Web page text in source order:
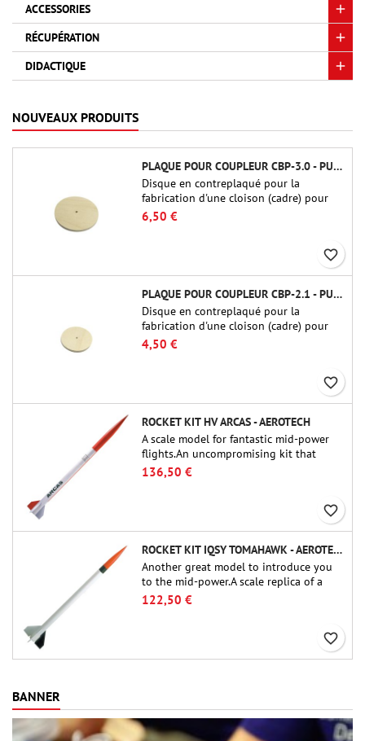
ACCESSORIES
RÉCUPÉRATION
DIDACTIQUE
NOUVEAUX PRODUITS
PLAQUE POUR COUPLEUR CBP-3.0 - PUBLIC MISSILES LTD.
Disque en contreplaqué pour la
fabrication d'une cloison (cadre) pour
raccords tubulaires de 75 mm de Public
Missiles Ltd. (PT-3.0/QT-3.0)
6,50 €
favorite_border
PLAQUE POUR COUPLEUR CBP-2.1 - PUBLIC MISSILES LTD.
Disque en contreplaqué pour la
fabrication d'une cloison (cadre) pour
raccords tubulaires de 54 mm de Public
Missiles Ltd. (PT-2.1 ou QT-2.1)
4,50 €
favorite_border
ROCKET KIT HV ARCAS - AEROTECH
A scale model for fantastic mid-power
flights.An uncompromising kit that
allows you to build a replica of one of
the most famous sounding-rocket ever.
136,50 €
favorite_border
ROCKET KIT IQSY TOMAHAWK - AEROTECH
Another great model to introduce you
to the mid-power.A scale replica of a
famous sounding rocket, small in size
and peefect to move to higher-level kits.
122,50 €
favorite_border
BANNER